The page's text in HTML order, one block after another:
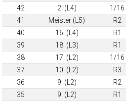
42
2. (L4) 1/16
41
Meister (L5) R2
40
16. (L4) R1
39
18. (L3) R1
38
17. (L2) 1/16
37
10. (L2) R3
36
9. (L2) R2
35
9. (L2) R1